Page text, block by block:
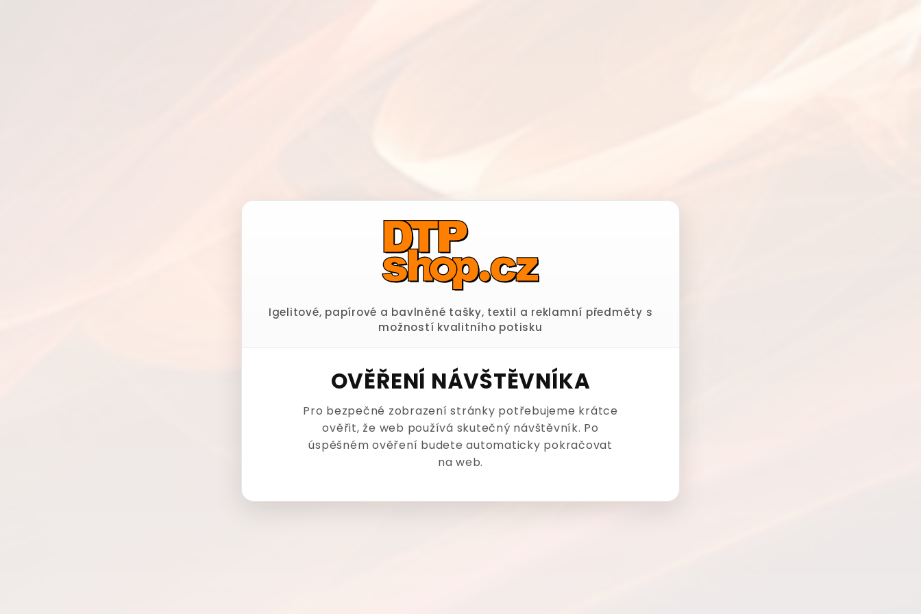
Igelitové, papírové a bavlněné tašky, textil a reklamní předměty s
možností kvalitního potisku
OVĚŘENÍ NÁVŠTĚVNÍKA
Pro bezpečné zobrazení stránky potřebujeme krátce
ověřit, že web používá skutečný návštěvník. Po
úspěšném ověření budete automaticky pokračovat
na web.